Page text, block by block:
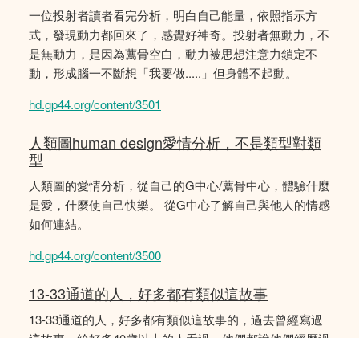
一位投射者讀者看完分析，明白自己能量，依照指示方
式，發現動力都回來了，感覺好神奇。投射者無動力，不
是無動力，是因為薦骨空白，動力被思想注意力鎖定不
動，形成腦一不斷想「我要做.....」但身體不起動。
hd.gp44.org/content/3501
人類圖human design愛情分析，不是類型對類
型
人類圖的愛情分析，從自己的G中心/薦骨中心，體驗什麼
是愛，什麼使自己快樂。 從G中心了解自己與他人的情感
如何連結。
hd.gp44.org/content/3500
13-33通道的人，好多都有類似這故事
13-33通道的人，好多都有類似這故事的，過去曾經寫過